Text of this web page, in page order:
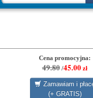
Cena promocyjna:
49.80/45.00 zł
Zamawiam i
(+ GRATIS)